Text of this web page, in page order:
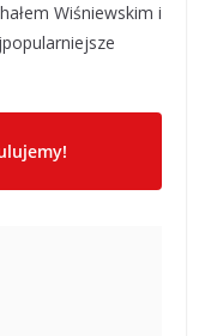
Wiśniewskim i